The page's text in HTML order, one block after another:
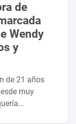
de
Wendy
y
de 21 años
muy